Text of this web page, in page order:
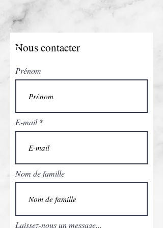
Nous contacter
Prénom
E-mail
Nom de famille
Laissez-nous un message...